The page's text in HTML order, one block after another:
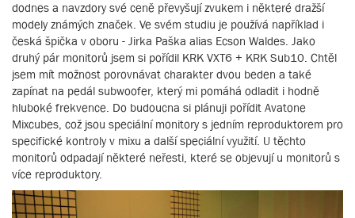
dodnes a navzdory své ceně převyšují zvukem i některé dražší
modely známých značek. Ve svém studiu je používá například i
česká špička v oboru - Jirka Paška alias Ecson Waldes. Jako
druhý pár monitorů jsem si pořídil KRK VXT6 + KRK Sub10. Chtěl
jsem mít možnost porovnávat charakter dvou beden a také
zapínat na pedál subwoofer, který mi pomáhá odladit i hodně
hluboké frekvence. Do budoucna si plánuji pořídit Avatone
Mixcubes, což jsou speciální monitory s jedním reproduktorem pro
specifické kontroly v mixu a další speciální využití. U těchto
monitorů odpadají některé neřesti, které se objevují u monitorů s
více reproduktory.